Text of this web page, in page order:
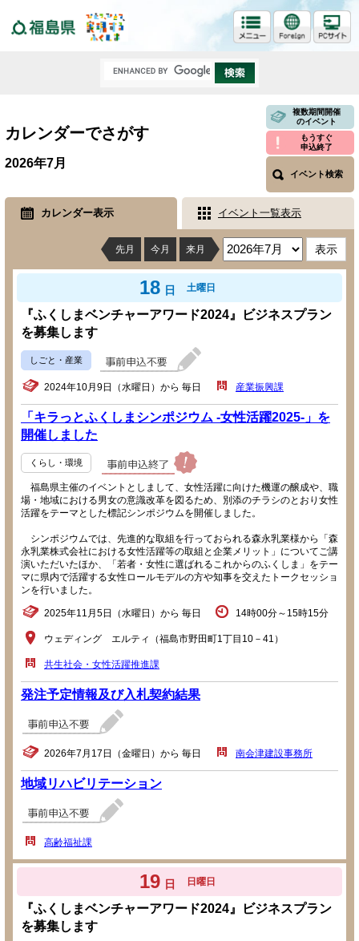
カレンダーでさがす
複数期間開催
のイベント
もうすぐ
申込終了
イベント検索
2026年7月
カレンダー表示 イベント一覧表示
先月 今月 来月
18 日 土曜日
『ふくしまベンチャーアワード2024』ビジネスプラン
を募集します
しごと・産業
2024年10月9日（水曜日）から 毎日 産業振興課
「キラっとふくしまシンポジウム -女性活躍2025-」を
開催しました
くらし・環境
福島県主催のイベントとしまして、女性活躍に向けた機運の醸成や、職
場・地域における男女の意識改革を図るため、別添のチラシのとおり女性
活躍をテーマとした標記シンポジウムを開催しました。
シンポジウムでは、先進的な取組を行っておられる森永乳業様から「森
永乳業株式会社における女性活躍等の取組と企業メリット」についてご講
演いただいたほか、「若者・女性に選ばれるこれからのふくしま」をテー
マに県内で活躍する女性ロールモデルの方や知事を交えたトークセッショ
ンを行いました。
2025年11月5日（水曜日）から 毎日 14時00分～15時15分
ウェディング エルティ（福島市野田町1丁目10－41）
共生社会・女性活躍推進課
発注予定情報及び入札契約結果
2026年7月17日（金曜日）から 毎日 南会津建設事務所
地域リハビリテーション
高齢福祉課
19 日 日曜日
『ふくしまベンチャーアワード2024』ビジネスプラン
を募集します